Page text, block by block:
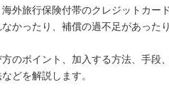
外旅行保険付帯のクレジットカー
かったり、補償の過不足があった
のポイント、加入する方法、手段
どを解説します。